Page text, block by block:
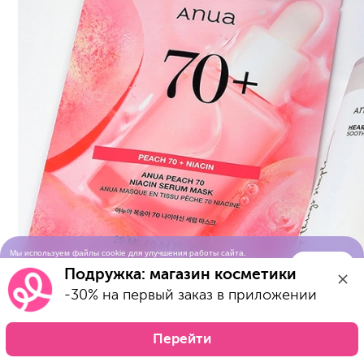
Мы используем файлы cookie для улучшения работы сайта.
использования cookie-файловПодружка: магазин косметики
-30% на первый заказ в приложении
Перейти